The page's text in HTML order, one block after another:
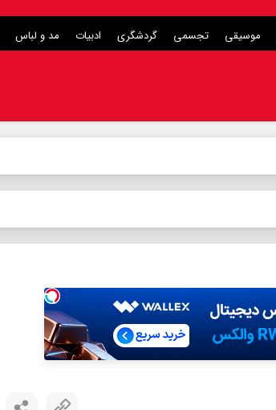
موسیقی تجسمی گردشگری ادبیات مد و لباس